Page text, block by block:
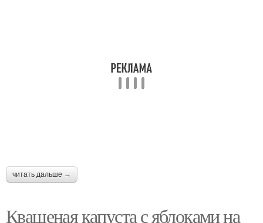
читать дальше →
Квашеная капуста с яблоками на